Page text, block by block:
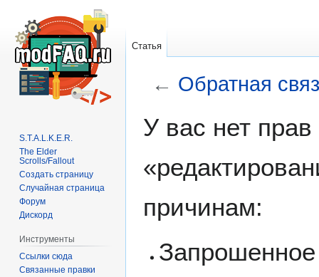
← Обратная
Перейти
Перейти
У вас нет
причинам:
Запрошенное
Статья
S.T.A.L.K.E.R.
The Elder
Scrolls/Fallout
Создать страницу
Случайная страница
Форум
Дискорд
Инструменты
Ссылки сюда
Связанные правки